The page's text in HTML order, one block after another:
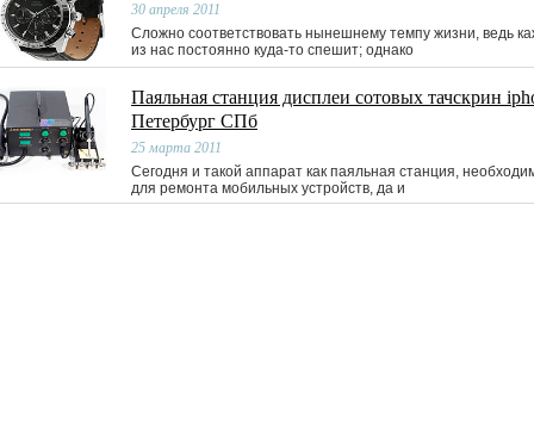
30 апреля 2011
Сложно соответствовать нынешнему темпу жизни, ведь
из нас постоянно куда-то спешит; однако
Паяльная станция дисплеи сотовых тачскрин
Петербург СПб
25 марта 2011
Сегодня и такой аппарат как паяльная станция,
для ремонта мобильных устройств, да и